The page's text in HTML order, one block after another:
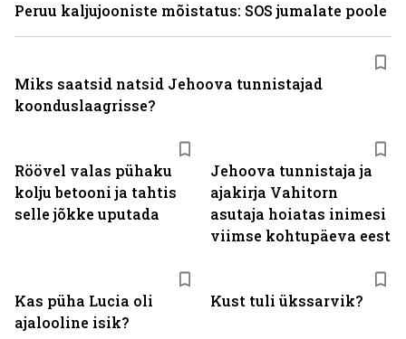
Röövel valas pühaku
kolju betooni ja tahtis
selle jõkke uputada
Jehoova tunnistaja ja
ajakirja Vahitorn
asutaja hoiatas inimesi
viimse kohtupäeva eest
Kas püha Lucia oli
ajalooline isik?
Kust tuli ükssarvik?
Peruu kaljujooniste mõistatus: SOS jumalate poole
Miks saatsid natsid Jehoova tunnistajad
koonduslaagrisse?